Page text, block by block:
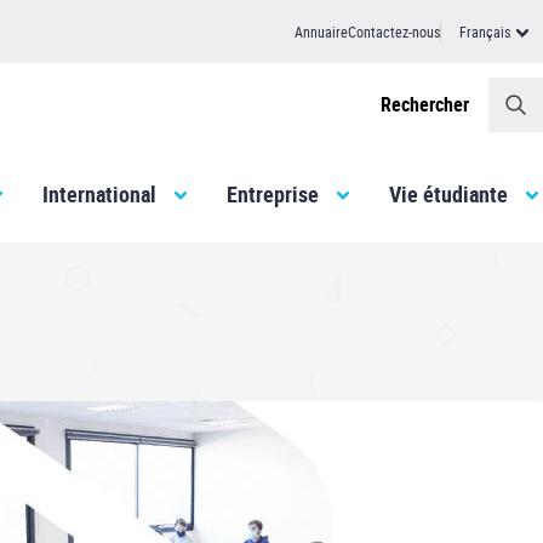
AnnuaireContactez-nous Français
Rechercher
International Entreprise Vie étudiante